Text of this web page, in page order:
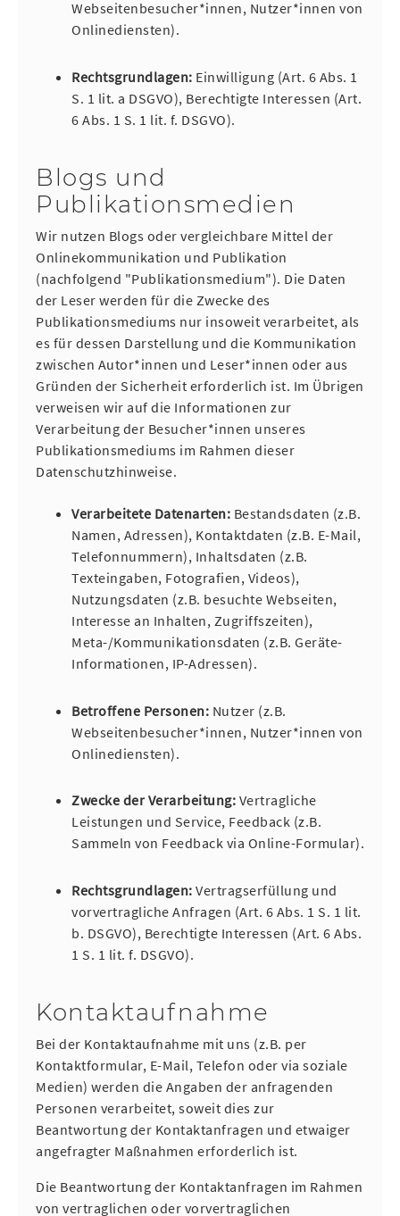
Webseitenbesucher*innen, Nutzer*innen von
Onlinediensten).
Rechtsgrundlagen: Einwilligung (Art. 6 Abs. 1
S. 1 lit. a DSGVO), Berechtigte Interessen (Art.
6 Abs. 1 S. 1 lit. f. DSGVO).
Blogs und
Publikationsmedien
Wir nutzen Blogs oder vergleichbare Mittel der
Onlinekommunikation und Publikation
(nachfolgend "Publikationsmedium"). Die Daten
der Leser werden für die Zwecke des
Publikationsmediums nur insoweit verarbeitet, als
es für dessen Darstellung und die Kommunikation
zwischen Autor*innen und Leser*innen oder aus
Gründen der Sicherheit erforderlich ist. Im Übrigen
verweisen wir auf die Informationen zur
Verarbeitung der Besucher*innen unseres
Publikationsmediums im Rahmen dieser
Datenschutzhinweise.
Verarbeitete Datenarten: Bestandsdaten (z.B.
Namen, Adressen), Kontaktdaten (z.B. E-Mail,
Telefonnummern), Inhaltsdaten (z.B.
Texteingaben, Fotografien, Videos),
Nutzungsdaten (z.B. besuchte Webseiten,
Interesse an Inhalten, Zugriffszeiten),
Meta-/Kommunikationsdaten (z.B. Geräte-
Informationen, IP-Adressen).
Betroffene Personen: Nutzer (z.B.
Webseitenbesucher*innen, Nutzer*innen von
Onlinediensten).
Zwecke der Verarbeitung: Vertragliche
Leistungen und Service, Feedback (z.B.
Sammeln von Feedback via Online-Formular).
Rechtsgrundlagen: Vertragserfüllung und
vorvertragliche Anfragen (Art. 6 Abs. 1 S. 1 lit.
b. DSGVO), Berechtigte Interessen (Art. 6 Abs.
1 S. 1 lit. f. DSGVO).
Kontaktaufnahme
Bei der Kontaktaufnahme mit uns (z.B. per
Kontaktformular, E-Mail, Telefon oder via soziale
Medien) werden die Angaben der anfragenden
Personen verarbeitet, soweit dies zur
Beantwortung der Kontaktanfragen und etwaiger
angefragter Maßnahmen erforderlich ist.
Die Beantwortung der Kontaktanfragen im Rahmen
von vertraglichen oder vorvertraglichen